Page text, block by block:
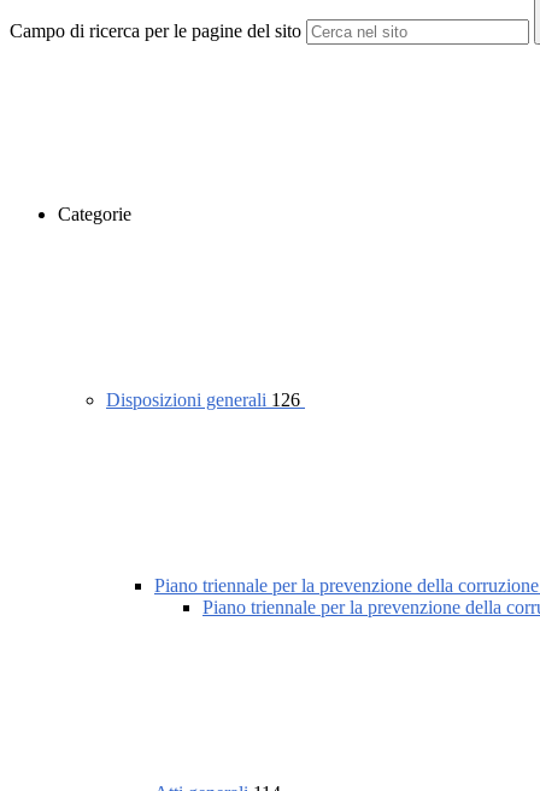
Campo di ricerca per le pagine del sito
Categorie
Disposizioni generali 126
Piano triennale per la prevenzione della
Piano triennale per la prevenzione della